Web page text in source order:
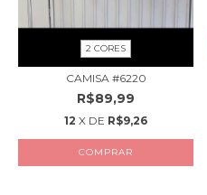
2 CORES
CAMISA #6220
R$89,99
12 X DE R$9,26
COMPRAR